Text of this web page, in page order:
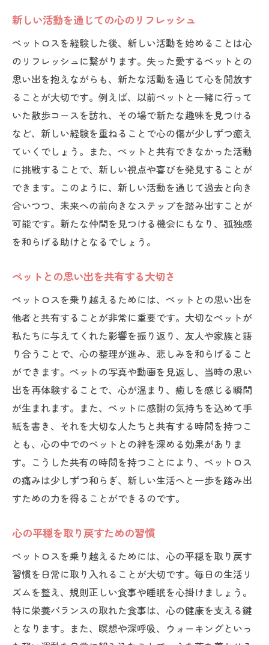
新しい活動を通じての心のリフレッシュ
ペットロスを経験した後、新しい活動を始めることは心
のリフレッシュに繋がります。失った愛するペットとの
思い出を抱えながらも、新たな活動を通じて心を開放す
ることが大切です。例えば、以前ペットと一緒に行って
いた散歩コースを訪れ、その場で新たな趣味を見つける
など、新しい経験を重ねることで心の傷が少しずつ癒え
ていくでしょう。また、ペットと共有できなかった活動
に挑戦することで、新しい視点や喜びを発見することが
できます。このように、新しい活動を通じて過去と向き
合いつつ、未来への前向きなステップを踏み出すことが
可能です。新たな仲間を見つける機会にもなり、孤独感
を和らげる助けとなるでしょう。
ペットとの思い出を共有する大切さ
ペットロスを乗り越えるためには、ペットとの思い出を
他者と共有することが非常に重要です。大切なペットが
私たちに与えてくれた影響を振り返り、友人や家族と語
り合うことで、心の整理が進み、悲しみを和らげること
ができます。ペットの写真や動画を見返し、当時の思い
出を再体験することで、心が温まり、癒しを感じる瞬間
が生まれます。また、ペットに感謝の気持ちを込めて手
紙を書き、それを大切な人たちと共有する時間を持つこ
とも、心の中でのペットとの絆を深める効果がありま
す。こうした共有の時間を持つことにより、ペットロス
の痛みは少しずつ和らぎ、新しい生活へと一歩を踏み出
すための力を得ることができるのです。
心の平穏を取り戻すための習慣
ペットロスを乗り越えるためには、心の平穏を取り戻す
習慣を日常に取り入れることが大切です。毎日の生活リ
ズムを整え、規則正しい食事や睡眠を心掛けましょう。
特に栄養バランスの取れた食事は、心の健康を支える鍵
となります。また、瞑想や深呼吸、ウォーキングといっ